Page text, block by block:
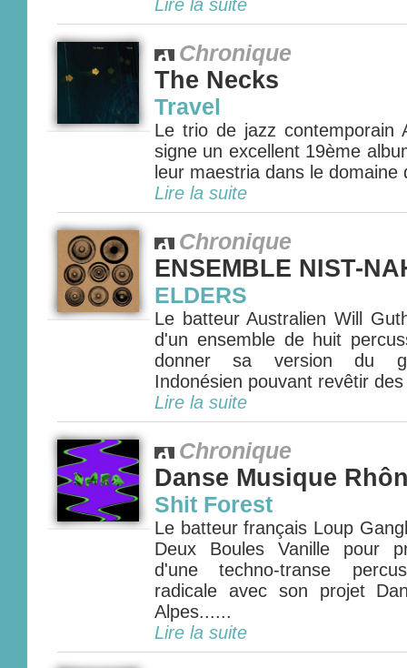
Lire la suite
Chronique
The Necks
Travel
Le trio de jazz contemporain
signe un excellent 19ème
leur maestria dans le
Lire la suite
Chronique
ENSEMBLE NIST-
ELDERS
Le batteur Australien Will
d'un ensemble de huit
donner sa version du
Indonésien pouvant revêtir
Lire la suite
Chronique
Danse Musique
Shit Forest
Le batteur français Loup
Deux Boules Vanille pour
d'une techno-transe
radicale avec son projet
Alpes......
Lire la suite